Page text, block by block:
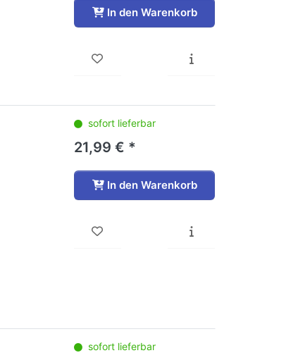
In den Warenkorb
sofort lieferbar
21,99 € *
In den Warenkorb
sofort lieferbar